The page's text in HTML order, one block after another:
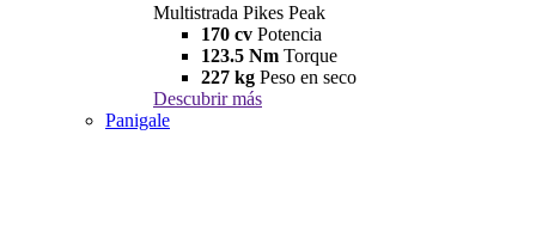
Multistrada Pikes Peak
170 cv Potencia
123.5 Nm Torque
227 kg Peso en seco
Descubrir más
Panigale